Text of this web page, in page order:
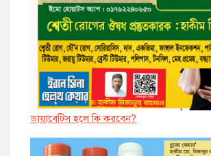
ডায়াবেট্সি হলে কি করবেন?